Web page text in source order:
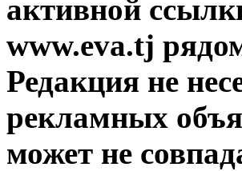
активной
www.eva.tj
Редакция не
рекламных
может не